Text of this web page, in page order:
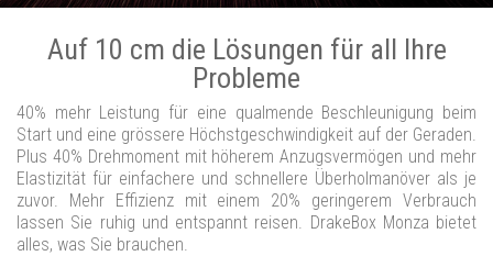
Auf 10 cm die Lösungen für all Ihre
Probleme
40% mehr Leistung für eine qualmende Beschleunigung beim
Start und eine grössere Höchstgeschwindigkeit auf der Geraden.
Plus 40% Drehmoment mit höherem Anzugsvermögen und mehr
Elastizität für einfachere und schnellere Überholmanöver als je
zuvor. Mehr Effizienz mit einem 20% geringerem Verbrauch
lassen Sie ruhig und entspannt reisen. DrakeBox Monza bietet
alles, was Sie brauchen.